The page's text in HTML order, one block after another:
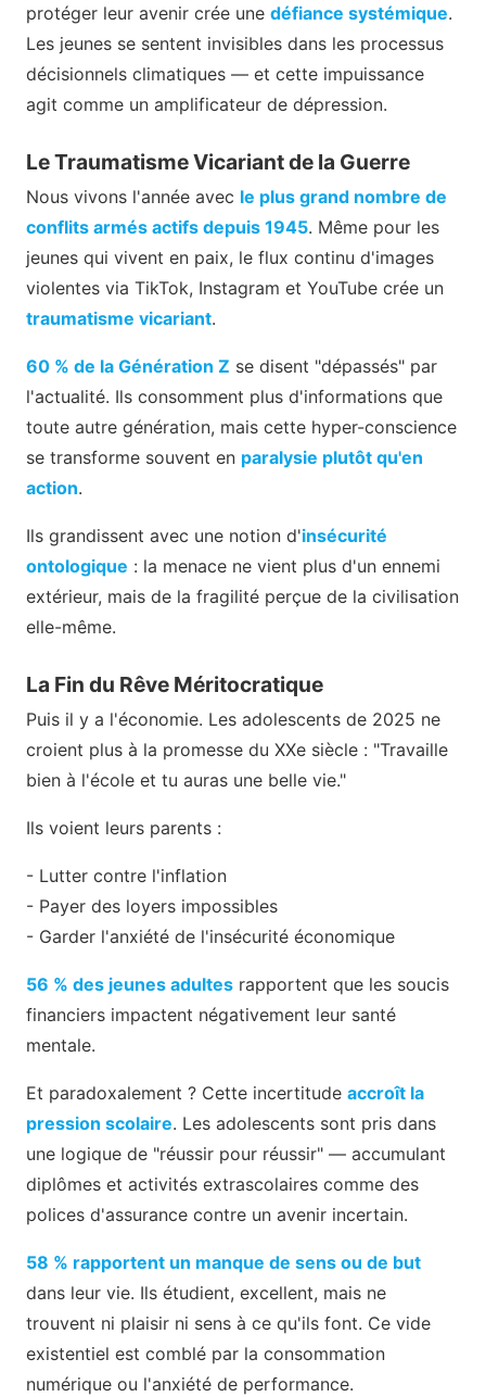
protéger leur avenir crée une défiance systémique.
Les jeunes se sentent invisibles dans les processus
décisionnels climatiques — et cette impuissance
agit comme un amplificateur de dépression.
Le Traumatisme Vicariant de la Guerre
Nous vivons l'année avec le plus grand nombre de
conflits armés actifs depuis 1945. Même pour les
jeunes qui vivent en paix, le flux continu d'images
violentes via TikTok, Instagram et YouTube crée un
traumatisme vicariant.
60 % de la Génération Z se disent "dépassés" par
l'actualité. Ils consomment plus d'informations que
toute autre génération, mais cette hyper-conscience
se transforme souvent en paralysie plutôt qu'en
action.
Ils grandissent avec une notion d'insécurité
ontologique : la menace ne vient plus d'un ennemi
extérieur, mais de la fragilité perçue de la civilisation
elle-même.
La Fin du Rêve Méritocratique
Puis il y a l'économie. Les adolescents de 2025 ne
croient plus à la promesse du XXe siècle : "Travaille
bien à l'école et tu auras une belle vie."
Ils voient leurs parents :
- Lutter contre l'inflation
- Payer des loyers impossibles
- Garder l'anxiété de l'insécurité économique
56 % des jeunes adultes rapportent que les soucis
financiers impactent négativement leur santé
mentale.
Et paradoxalement ? Cette incertitude accroît la
pression scolaire. Les adolescents sont pris dans
une logique de "réussir pour réussir" — accumulant
diplômes et activités extrascolaires comme des
polices d'assurance contre un avenir incertain.
58 % rapportent un manque de sens ou de but
dans leur vie. Ils étudient, excellent, mais ne
trouvent ni plaisir ni sens à ce qu'ils font. Ce vide
existentiel est comblé par la consommation
numérique ou l'anxiété de performance.